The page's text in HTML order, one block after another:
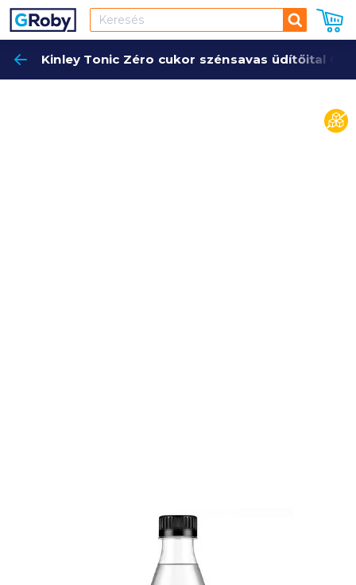
Keresés
Kinley Tonic Zéro cukor szénsavas üdítőital